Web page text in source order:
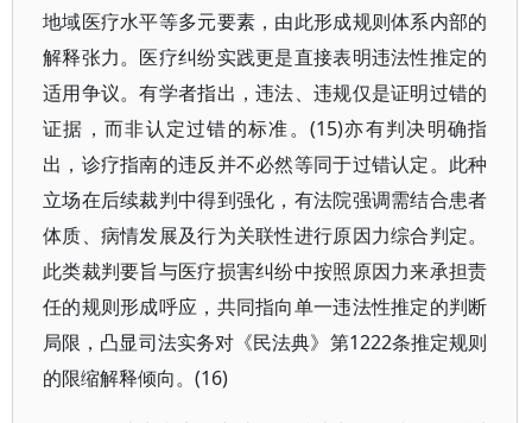
地域医疗水平等多元要素，由此形成规则体系内部的
解释张力。医疗纠纷实践更是直接表明违法性推定的
适用争议。有学者指出，违法、违规仅是证明过错的
证据，而非认定过错的标准。(15)亦有判决明确指
出，诊疗指南的违反并不必然等同于过错认定。此种
立场在后续裁判中得到强化，有法院强调需结合患者
体质、病情发展及行为关联性进行原因力综合判定。
此类裁判要旨与医疗损害纠纷中按照原因力来承担责
任的规则形成呼应，共同指向单一违法性推定的判断
局限，凸显司法实务对《民法典》第1222条推定规则
的限缩解释倾向。(16)